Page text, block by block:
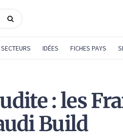
SECTEURS IDÉES FICHES PAYS
: les
Build